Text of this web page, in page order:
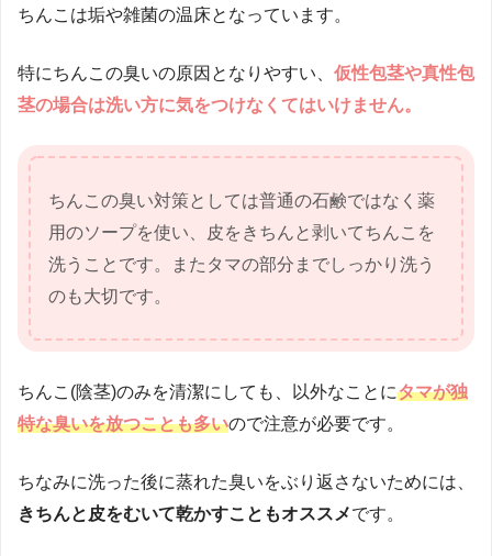
ちんこは垢や雑菌の温床となっています。
特にちんこの臭いの原因となりやすい、 仮性包茎や真性包
茎の場合は洗い方に気をつけなくてはいけません。
ちんこの臭い対策としては普通の石鹸ではなく薬
用のソープを使い、皮をきちんと剥いてちんこを
洗うことです。またタマの部分までしっかり洗う
のも大切です。
ちんこ(陰茎)のみを清潔にしても、以外なことにタマが独
特な臭いを放つことも多いので注意が必要です。
ちなみに洗った後に蒸れた臭いをぶり返さないためには、
きちんと皮をむいて乾かすこともオススメです。